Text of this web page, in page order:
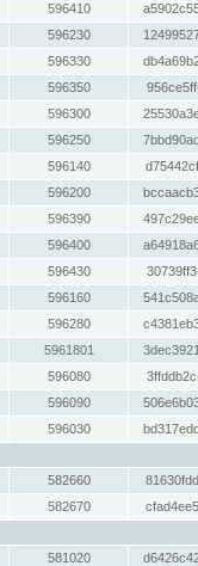
596410
596230
596330
596350
596300
596250
596140
596200
596390
596400
596430
596160
596280
5961801
596080
596090
596030
582660
582670
581020